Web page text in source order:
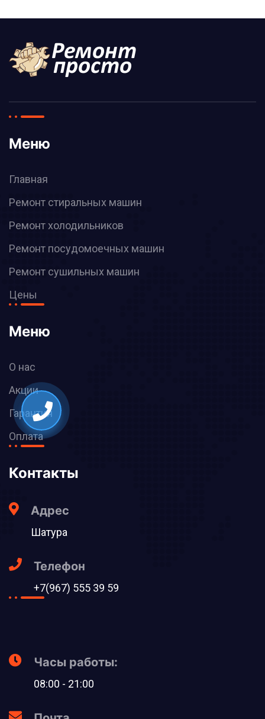
Меню
Главная
Ремонт стиральных машин
Ремонт холодильников
Ремонт посудомоечных машин
Ремонт сушильных машин
Цены
Меню
О нас
Акции
Гарантия
Оплата
Контакты
Адрес
Шатура
Телефон
+7(967) 555 39 59
Часы работы:
08:00 - 21:00